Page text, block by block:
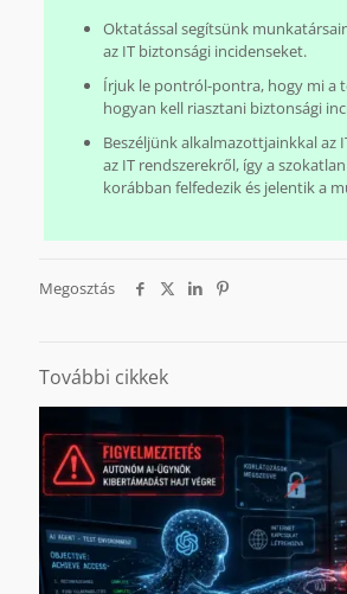
Oktatással segítsünk
az IT biztonsági incidenseket.
Írjuk le pontról-pontra, hogy mi a
hogyan kell riasztani biztonsági
Beszéljünk alkalmazottjainkkal az
az IT rendszerekről, így a
korábban felfedezik és jelentik a
Megosztás
További cikkek